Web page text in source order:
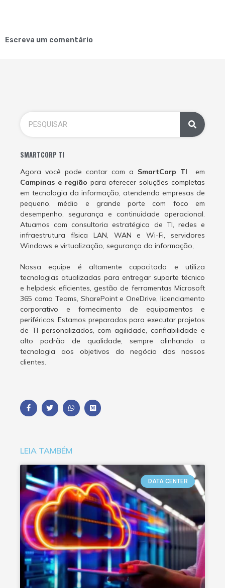
Escreva um comentário
SMARTCORP TI
Agora você pode contar com a SmartCorp TI em
Campinas e região para oferecer soluções completas
em tecnologia da informação, atendendo empresas de
pequeno, médio e grande porte com foco em
desempenho, segurança e continuidade operacional.
Atuamos com consultoria estratégica de TI, redes e
infraestrutura física LAN, WAN e Wi-Fi, servidores
Windows e virtualização, segurança da informação,
Nossa equipe é altamente capacitada e utiliza
tecnologias atualizadas para entregar suporte técnico
e helpdesk eficientes, gestão de ferramentas Microsoft
365 como Teams, SharePoint e OneDrive, licenciamento
corporativo e fornecimento de equipamentos e
periféricos. Estamos preparados para executar projetos
de TI personalizados, com agilidade, confiabilidade e
alto padrão de qualidade, sempre alinhando a
tecnologia aos objetivos do negócio dos nossos
clientes.
LEIA TAMBÉM
DATA CENTER